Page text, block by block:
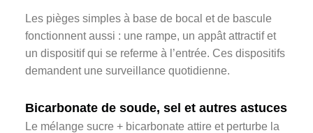
Les pièges simples à base de bocal et de bascule
fonctionnent aussi : une rampe, un appât attractif et
un dispositif qui se referme à l’entrée. Ces dispositifs
demandent une surveillance quotidienne.
Bicarbonate de soude, sel et autres astuces
Le mélange sucre + bicarbonate attire et perturbe la